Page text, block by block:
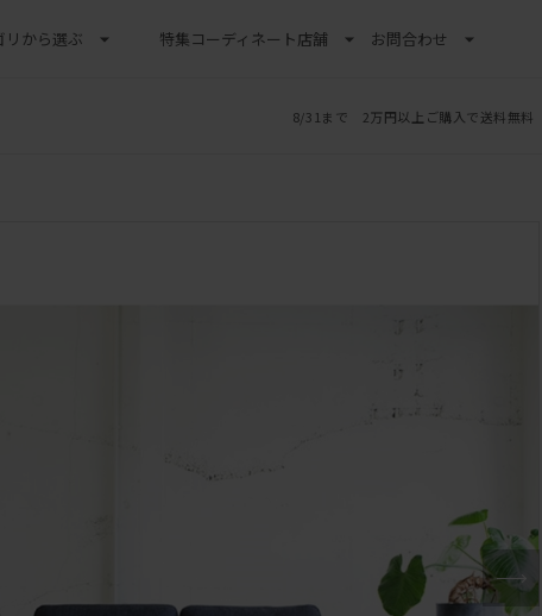
リから選ぶ 特集コーディネート店舗 お問合わせ
8/31まで 2万円以上ご購入で送料無料